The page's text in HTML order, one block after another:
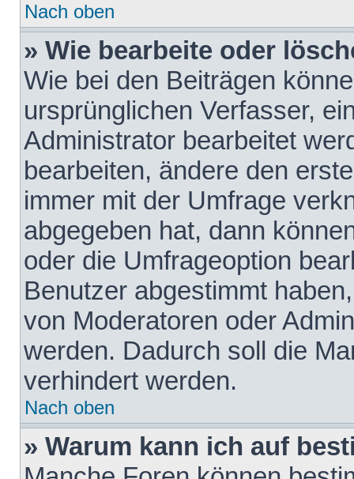
Nach oben
» Wie bearbeite oder
Wie bei den Beiträgen
ursprünglichen Verfasser,
Administrator bearbeitet
bearbeiten, ändere den
immer mit der Umfrage
abgegeben hat, dann
oder die Umfrageoption
Benutzer abgestimmt
von Moderatoren oder
werden. Dadurch soll die
verhindert werden.
Nach oben
» Warum kann ich auf